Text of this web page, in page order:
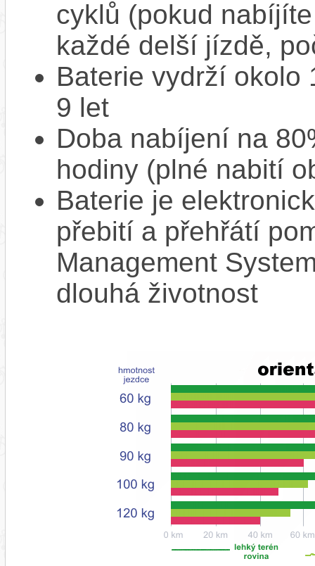
cyklů (pokud
každé delší jízdě,
Baterie vydrží okolo
9 let
Doba nabíjení na
hodiny (plné nabití
Baterie je
přebití a přehřátí
Management
dlouhá životnost